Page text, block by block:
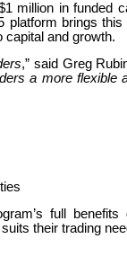
million in funded
brings
capital and growth.
,” said Greg
a more flexible
full
their trading